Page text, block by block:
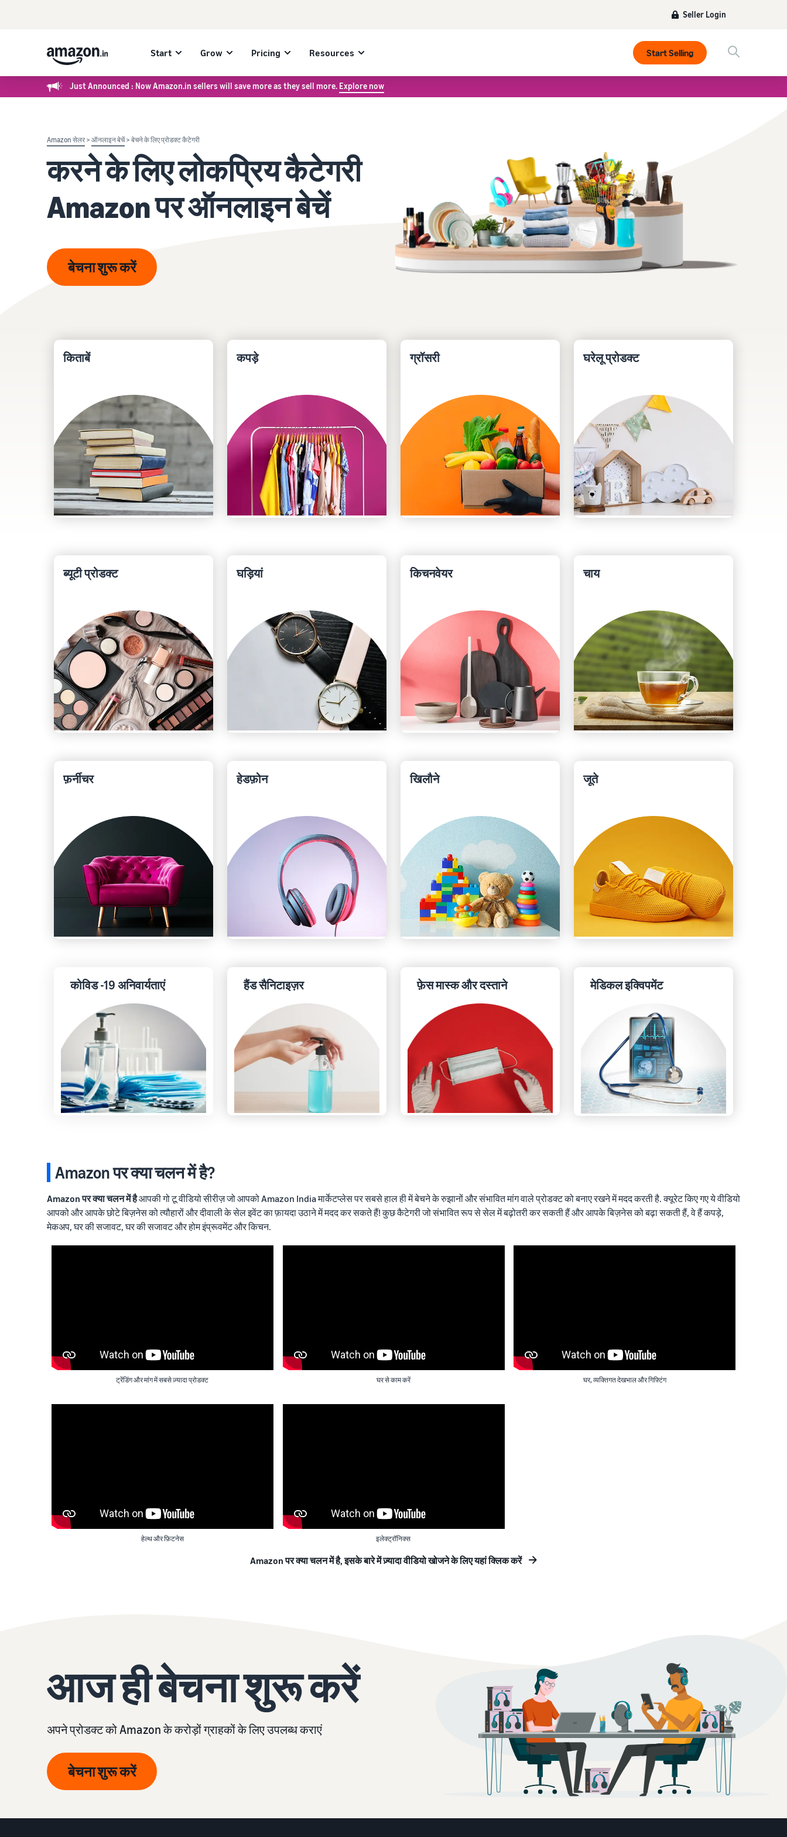
Seller Login
Start Grow Pricing Resources Start Selling
Just Announced : Now Amazon.in sellers will save more as they sell more. Explore now
Amazon सेलर> ऑनलाइन बेचें> बेचने के लिए प्रोडक्ट कैटेगरी
करने के लिए लोकप्रिय कैटेगरी
Amazon पर ऑनलाइन बेचें
बेचना शुरू करें
किताबें कपड़े ग्रॉसरी घरेलू प्रोडक्ट
ब्यूटी प्रोडक्ट घड़ियां किचनवेयर चाय
फ़र्नीचर हेडफ़ोन खिलौने जूते
कोविड -19 अनिवार्यताएं हैंड सैनिटाइज़र फ़ेस मास्क और दस्ताने मेडिकल इक्विपमेंट
Amazon पर क्या चलन में है?
Amazon पर क्या चलन में हैआपकी गो टू वीडियो सीरीज़ जो आपको Amazon India मार्केटप्लेस पर सबसे हाल ही में बेचने के रुझानों और संभावित मांग वाले प्रोडक्ट को बनाए रखने में मदद करती है. क्यूरेट किए गए ये वीडियो
आपको और आपके छोटे बिज़नेस को त्यौहारों और दीवाली के सेल इवेंट का फ़ायदा उठाने में मदद कर सकते हैं! कुछ कैटेगरी जो संभावित रूप से सेल में बढ़ोतरी कर सकती हैं और आपके बिज़नेस को बढ़ा सकती हैं, वे हैं कपड़े,
मेकअप, घर की सजावट, घर की सजावट और होम इंप्रूवमेंट और किचन.
ट्रेंडिंग और मांग में सबसे ज़्यादा प्रोडक्ट घर से काम करें घर, व्यक्तिगत देखभाल और गिफ़्टिंग
हेल्थ और फ़िटनेस इलेक्ट्रॉनिक्स
Amazon पर क्या चलन में है, इसके बारे में ज़्यादा वीडियो खोजने के लिए यहां क्लिक करें
आज ही बेचना शुरू करें
अपने प्रोडक्ट को Amazon के करोड़ों ग्राहकों के लिए उपलब्ध कराएं
बेचना शुरू करें